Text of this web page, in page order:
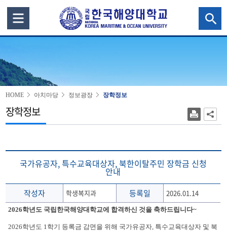
HOME 아치마당 정보광장 장학정보
장학정보
국가유공자, 특수교육대상자, 북한이탈주민 장학금 신청
안내
작성자 학생복지과 등록일 2026.01.14
2026학년도 국립한국해양대학교에 합격하신 것을 축하드립니다~
2026학년도 1학기 등록금 감면을 위해 국가유공자, 특수교육대상자 및 북